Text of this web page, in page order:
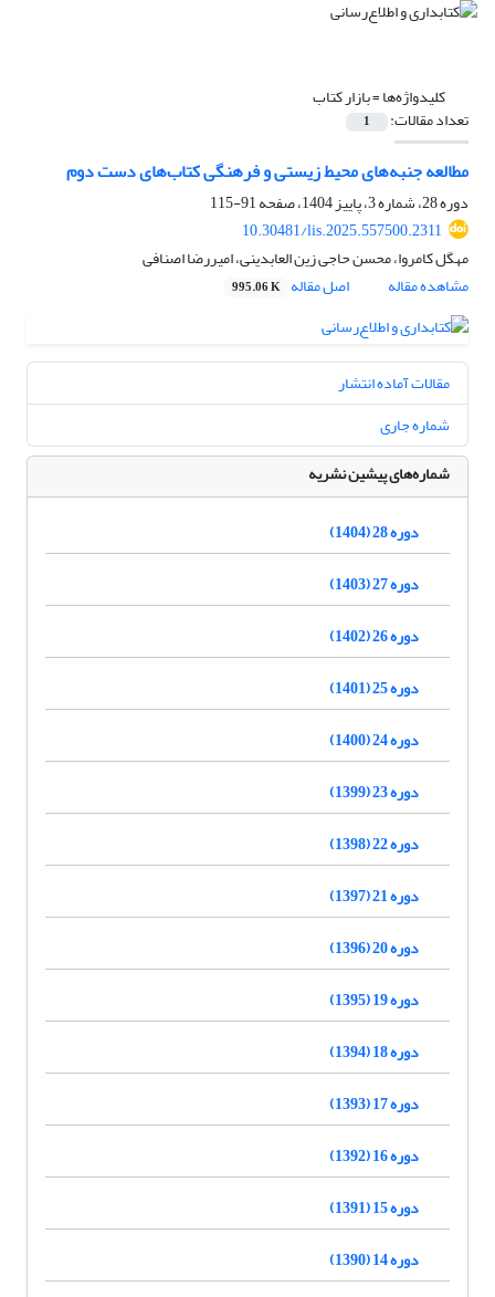
کلیدواژه‌ها =بازار کتاب
تعداد مقالات: 1
مطالعه جنبه‌های محیط زیستی و فرهنگی کتاب‌های دست دوم
دوره 28، شماره 3، پاییز 1404، صفحه
91-115
10.30481/lis.2025.557500.2311
مهگل کامروا، محسن حاجی زین العابدینی، امیررضا اصنافی
مشاهده مقاله
اصل مقاله 995.06 K
مقالات آماده انتشار
شماره جاری
شماره‌های پیشین نشریه
دوره 28 (1404)
دوره 27 (1403)
دوره 26 (1402)
دوره 25 (1401)
دوره 24 (1400)
دوره 23 (1399)
دوره 22 (1398)
دوره 21 (1397)
دوره 20 (1396)
دوره 19 (1395)
دوره 18 (1394)
دوره 17 (1393)
دوره 16 (1392)
دوره 15 (1391)
دوره 14 (1390)